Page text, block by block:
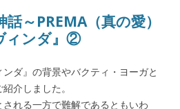
～PREMA（真の愛）
ィンダ』②
ダ』の背景やバクティ・ヨーガと
介しました。
れる一方で難解であるともいわ